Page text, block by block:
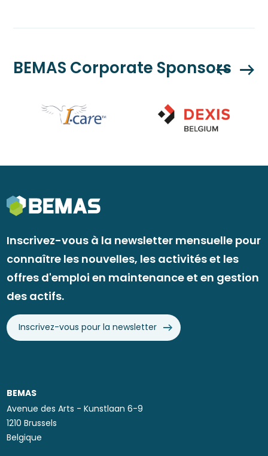
BEMAS Corporate Sponsors
Inscrivez-vous à la newsletter mensuelle pour
connaître les nouvelles, les activités et les
offres d'emploi en maintenance et en gestion
des actifs.
Inscrivez-vous pour la newsletter
BEMAS
Avenue des Arts - Kunstlaan 6-9
1210 Brussels
Belgique